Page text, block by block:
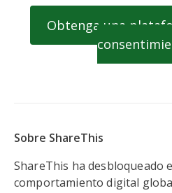
Obtenga una
Sobre ShareThis
ShareThis ha desbloqueado
comportamiento digital